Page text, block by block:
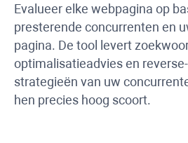
Evalueer elke webpagina op
presterende concurrenten en
pagina. De tool levert
optimalisatieadvies en
strategieën van uw
hen precies hoog scoort.